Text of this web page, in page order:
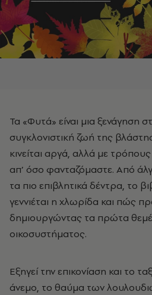
Τα «Φυτά» είναι μια ξενάγηση στη σιωπηλή αλλά
συγκλονιστική ζωή της
κινείται αργά, αλλά με
απ’ όσο φανταζόμαστε. Από
τα πιο επιβλητικά δέντρα, το
γεννιέται η χλωρίδα και πώς
δημιουργώντας τα πρώτα
οικοσυστήματος.
Εξηγεί την επικονίαση και το
άνεμο, το θαύμα των